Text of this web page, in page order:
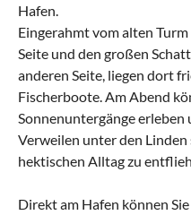
Hafen.
Eingerahmt vom alten Turm
Seite und den großen
anderen Seite, liegen dort
Fischerboote. Am Abend
Sonnenuntergänge erleben
Verweilen unter den
hektischen Alltag zu
Direkt am Hafen können